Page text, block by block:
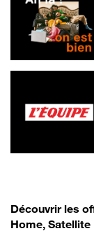
Découvrir les
Home, Satellite